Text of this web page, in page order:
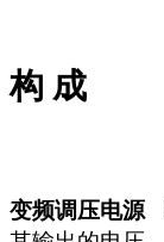
构 成
变频调压电源